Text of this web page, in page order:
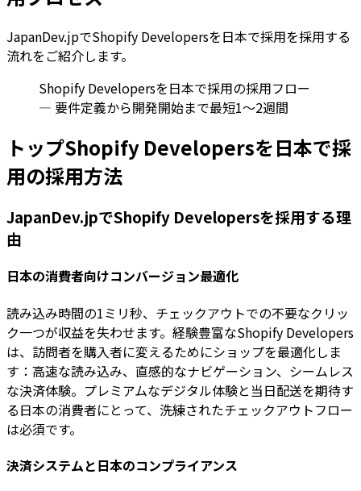
JapanDev.jpでShopify Developersを日本で採用を採用する
流れをご紹介します。
Shopify Developersを日本で採用の採用フロー
— 要件定義から開発開始まで最短1〜2週間
トップShopify Developersを日本で採
用の採用方法
JapanDev.jpでShopify Developersを採用する理
由
日本の消費者向けコンバージョン最適化
読み込み時間の1ミリ秒、チェックアウトでの不要なクリッ
ク一つが収益を失わせます。経験豊富なShopify Developers
は、訪問者を購入者に変えるためにショップを最適化しま
す：高速な読み込み、直感的なナビゲーション、シームレス
な決済体験。プレミアムなデジタル体験と当日配送を期待す
る日本の消費者にとって、洗練されたチェックアウトフロー
は必須です。
決済システムと日本のコンプライアンス